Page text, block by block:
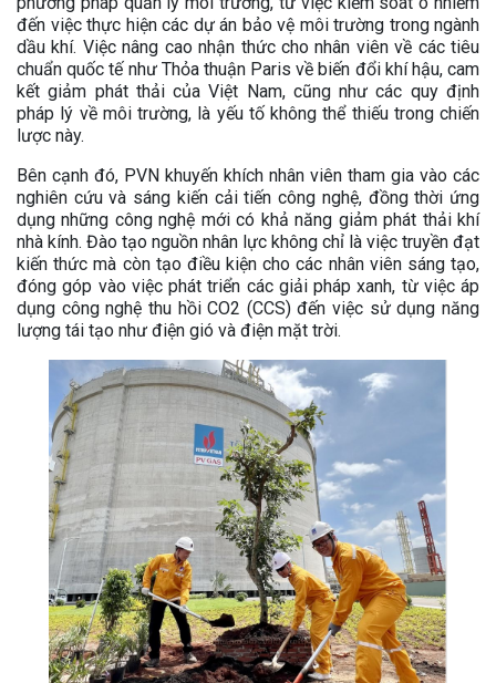
đến việc thực hiện các dự án bảo vệ môi trường trong ngành
dầu khí. Việc nâng cao nhận thức cho nhân viên về các tiêu
chuẩn quốc tế như Thỏa thuận Paris về biến đổi khí hậu, cam
kết giảm phát thải của Việt Nam, cũng như các quy định
pháp lý về môi trường, là yếu tố không thể thiếu trong chiến
lược này.
Bên cạnh đó, PVN khuyến khích nhân viên tham gia vào các
nghiên cứu và sáng kiến cải tiến công nghệ, đồng thời ứng
dụng những công nghệ mới có khả năng giảm phát thải khí
nhà kính. Đào tạo nguồn nhân lực không chỉ là việc truyền đạt
kiến thức mà còn tạo điều kiện cho các nhân viên sáng tạo,
đóng góp vào việc phát triển các giải pháp xanh, từ việc áp
dụng công nghệ thu hồi CO2 (CCS) đến việc sử dụng năng
lượng tái tạo như điện gió và điện mặt trời.